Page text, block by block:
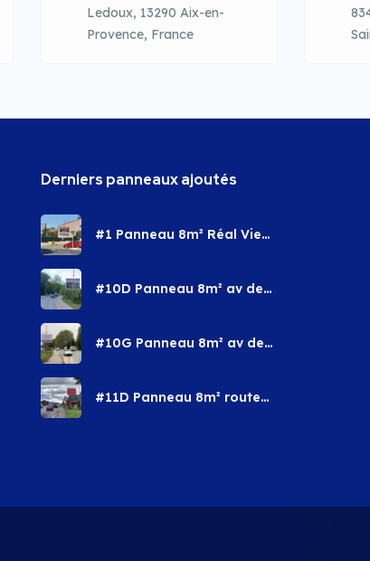
Ledoux, 13290 Aix-en-
Provence, France
Derniers panneaux ajoutés
#1 Panneau 8m² Réal Vieux
#10D Panneau 8m² av des
#10G Panneau 8m² av des
#11D Panneau 8m² route